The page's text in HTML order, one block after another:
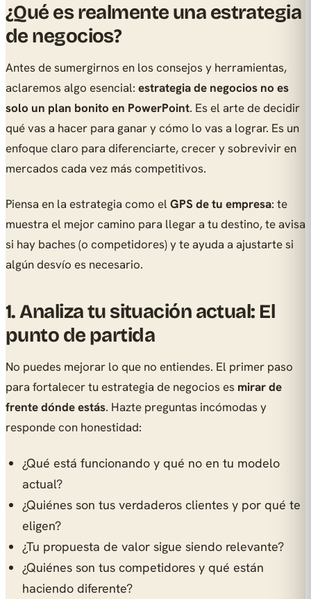
¿Qué es realmente una estrategia
de negocios?
Antes de sumergirnos en los consejos y herramientas,
aclaremos algo esencial: estrategia de negocios no es
solo un plan bonito en PowerPoint. Es el arte de decidir
quévas a hacer para ganar ycómo lo vas a lograr. Es un
enfoque claro para diferenciarte, crecer y sobrevivir en
mercados cada vez más competitivos.
Piensa en la estrategia como el GPS de tu empresa: te
muestra el mejor camino para llegar a tu destino, te avisa
si hay baches (o competidores) y te ayuda a ajustarte si
algún desvío es necesario.
1. Analiza tu situación actual: El
punto de partida
No puedes mejorar lo que no entiendes. El primer paso
para fortalecer tu estrategia de negocios es mirar de
frente dónde estás. Hazte preguntas incómodas y
responde con honestidad:
¿Qué está funcionando y qué no en tu modelo
actual?
¿Quiénes son tus verdaderos clientes y por qué te
eligen?
¿Tu propuesta de valor sigue siendo relevante?
¿Quiénes son tus competidores y qué están
haciendo diferente?